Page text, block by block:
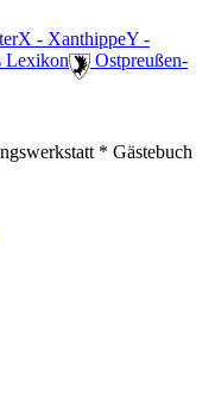
X - XanthippeY -
Lexikon
️ Ostpreußen-
* Gästebuch